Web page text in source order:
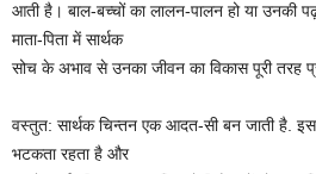
आती है। बाल-बच्चों का लालन-पालन हो या उनकी
माता-पिता में सार्थक
सोच के अभाव से उनका जीवन का विकास पूरी तरह
वस्तुत: सार्थक चिन्तन एक आदत-सी बन जाती है.
भटकता रहता है और